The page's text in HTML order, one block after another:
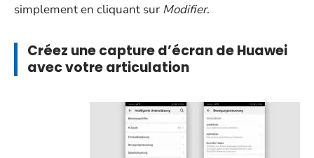
simplement en cliquant sur Modifier.
Créez une capture d’écran de Huawei
avec votre articulation